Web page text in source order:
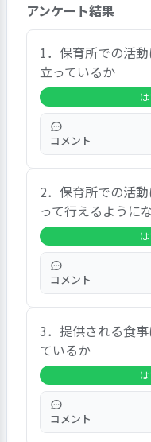
ように感じていら
して、「大変満足
全て足すと96.6％
して保護者の高い
の項目についても
多く、満足してい
に、「保育所での
役立っているか」
が興味や関心を持
か」、「提供され
されているか」、
保育所に信頼関係
回答率が100.0％
アンケート結果
1．保育所での活
立っているか
コメント
この項目では、
の100.0％を占め
でした。また、
のふれあいや指
絵本など子ども
て、日々、心身
声が聞かれました
2．保育所での活
って行えるように
コメント
この項目では、
の100.0％を占め
でした。また、
や英語、リズム
た、と話してく
ました。
3．提供される食
ているか
コメント